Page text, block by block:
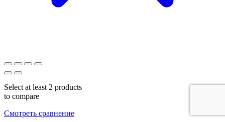
Select at least 2 products
to compare
Смотреть сравнение